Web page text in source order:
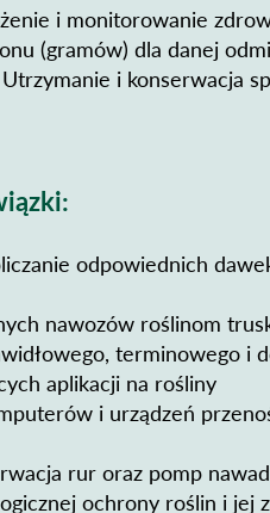
i monitorowanie
(gramów) dla danej
i konserwacja
odpowiednich
nawozów roślinom
terminowego i
aplikacji na rośliny
i urządzeń
rur oraz pomp
ochrony roślin i jej